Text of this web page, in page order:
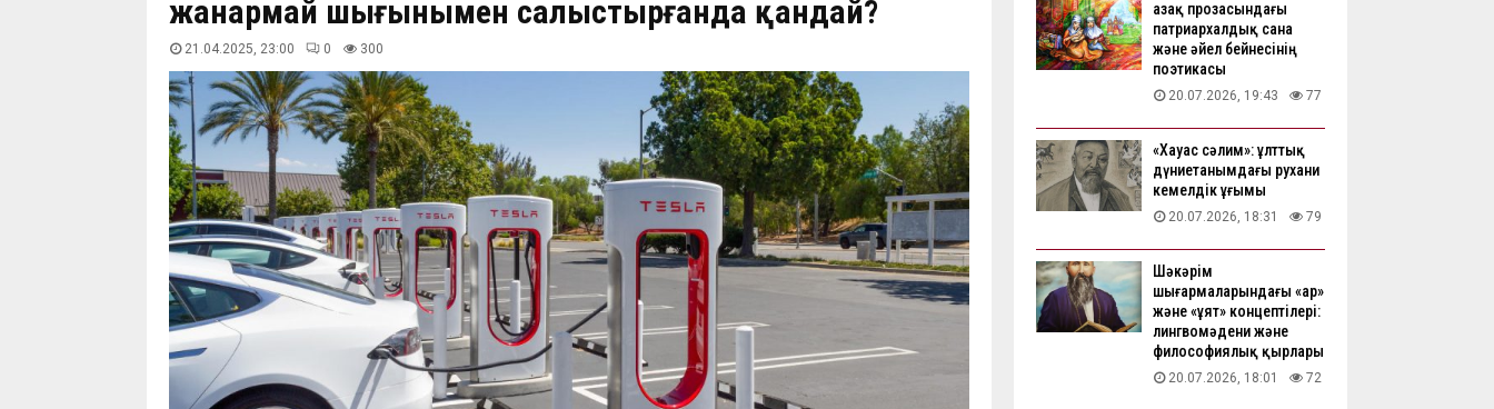
жанармай шығынымен салыстырғанда қандай?
21.04.2025, 23:00 0 300
Қазақ прозасындағы
патриархалдық сана
және әйел бейнесінің
поэтикасы
20.07.2026, 19:43 77
«Хауас сәлим»: ұлттық
дүниетанымдағы рухани
кемелдік ұғымы
20.07.2026, 18:31 79
Шәкәрім
шығармаларындағы «ар»
және «ұят» концептілері:
лингвомәдени және
философиялық қырлары
20.07.2026, 18:01 72